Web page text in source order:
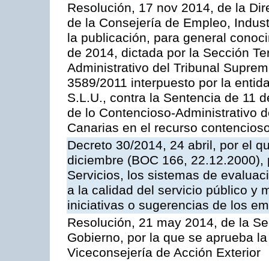
Resolución, 17 nov 2014, de la
de la Consejería de Empleo,
la publicación, para general
de 2014, dictada por la Sección
Administrativo del Tribunal
3589/2011 interpuesto por la
S.L.U., contra la Sentencia de 11
de lo Contencioso-Administrativo
Canarias en el recurso
Decreto 30/2014, 24 abril, por el
diciembre (BOC 166,
Servicios, los sistemas de
a la calidad del servicio público y
iniciativas o sugerencias de los
Resolución, 21 may 2014, de la
Gobierno, por la que se aprueba
Viceconsejería de Acción Exterior